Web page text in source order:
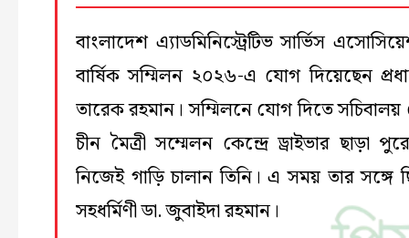
বাংলাদেশ এ্যাডমিনিস্ট্রেটিভ সার্ভিস
বার্ষিক সম্মিলন ২০২৬-এ যোগ দিয়েছেন
তারেক রহমান। সম্মিলনে যোগ দিতে
চীন মৈত্রী সম্মেলন কেন্দ্রে ড্রাইভার ছাড়া
নিজেই গাড়ি চালান তিনি। এ সময় তার সঙ্গে
সহধর্মিণী ডা. জুবাইদা রহমান।